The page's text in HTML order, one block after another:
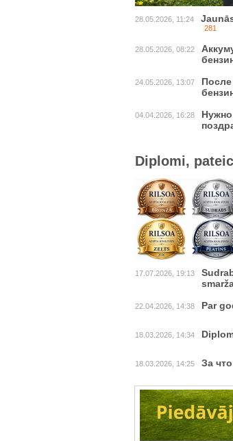
28.05.2026, 11:24
281
28.05.2026, 08:22
24.05.2026, 13:07
После
04.04.2026, 16:28
Diplomi,
17.07.2026, 19:13
22.04.2026, 14:38 Par
18.03.2026, 14:34
18.03.2026, 14:25 За